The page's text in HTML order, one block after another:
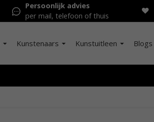
Persoonlijk advies
per mail, telefoon of thuis
Kunstenaars Kunstuitleen Blogs